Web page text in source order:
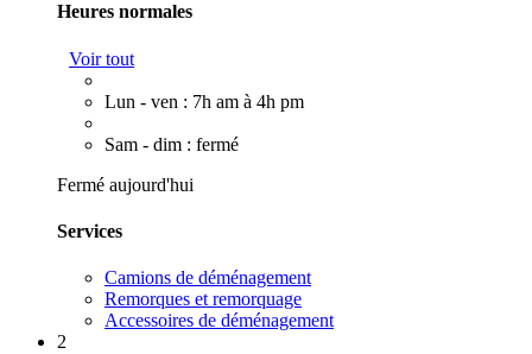
Heures normales
Voir tout
Lun - ven : 7h am à 4h pm
Sam - dim : fermé
Fermé aujourd'hui
Services
Camions de déménagement
Remorques et remorquage
Accessoires de déménagement
2